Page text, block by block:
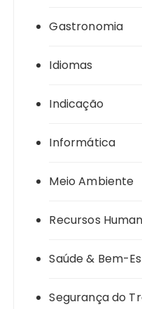
Gastronomia
Idiomas
Indicação
Informática
Meio Ambiente
Recursos
Saúde & Bem-
Segurança do